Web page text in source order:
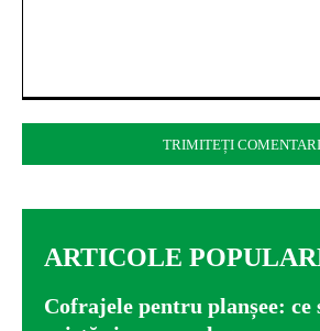
ARTICOLE
Cofrajele pentru planșee: